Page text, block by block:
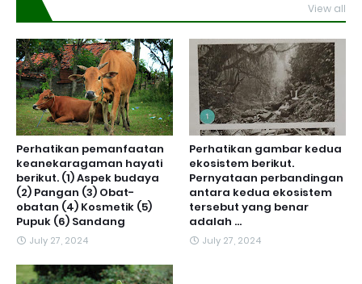
View all
Perhatikan pemanfaatan
keanekaragaman hayati
berikut. (1) Aspek budaya
(2) Pangan (3) Obat-
obatan (4) Kosmetik (5)
Pupuk (6) Sandang
July 27, 2024
Perhatikan gambar kedua
ekosistem berikut.
Pernyataan perbandingan
antara kedua ekosistem
tersebut yang benar
adalah ...
July 27, 2024